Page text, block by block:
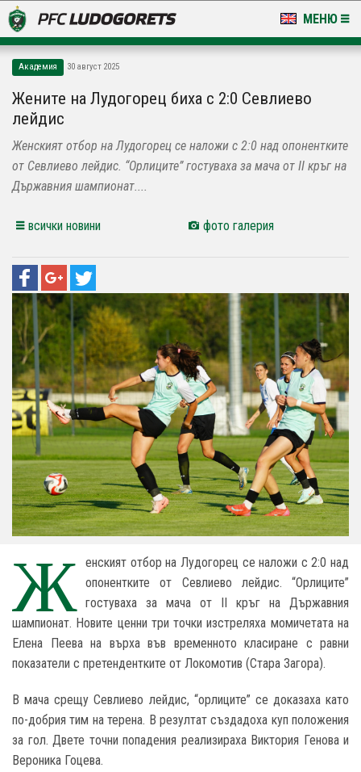
МЕНЮ
LUDOGORETS TV
НА ТЕРЕНА
СТАДИОН & БАЗИ
Академия 30 август 2025
Жените на Лудогорец биха с 2:0 Севлиево
лейдис
Женският отбор на Лудогорец се наложи с 2:0 над опонентките
от Севлиево лейдис. “Орлиците” гостуваха за мача от II кръг на
Държавния шампионат....
всички новини фото галерия
Ж енският отбор на Лудогорец се наложи с 2:0 над
опонентките от Севлиево лейдис. “Орлиците”
гостуваха за мача от II кръг на Държавния
шампионат. Новите ценни три точки изстреляха момичетата на
Елена Пеева на върха във временното класиране с равни
показатели с претендентките от Локомотив (Стара Загора).
В мача срещу Севлиево лейдис, “орлиците” се доказаха като
по-добрия тим на терена. В резултат създадоха куп положения
за гол. Двете точни попадения реализираха Виктория Генова и
Вероника Гоцева.